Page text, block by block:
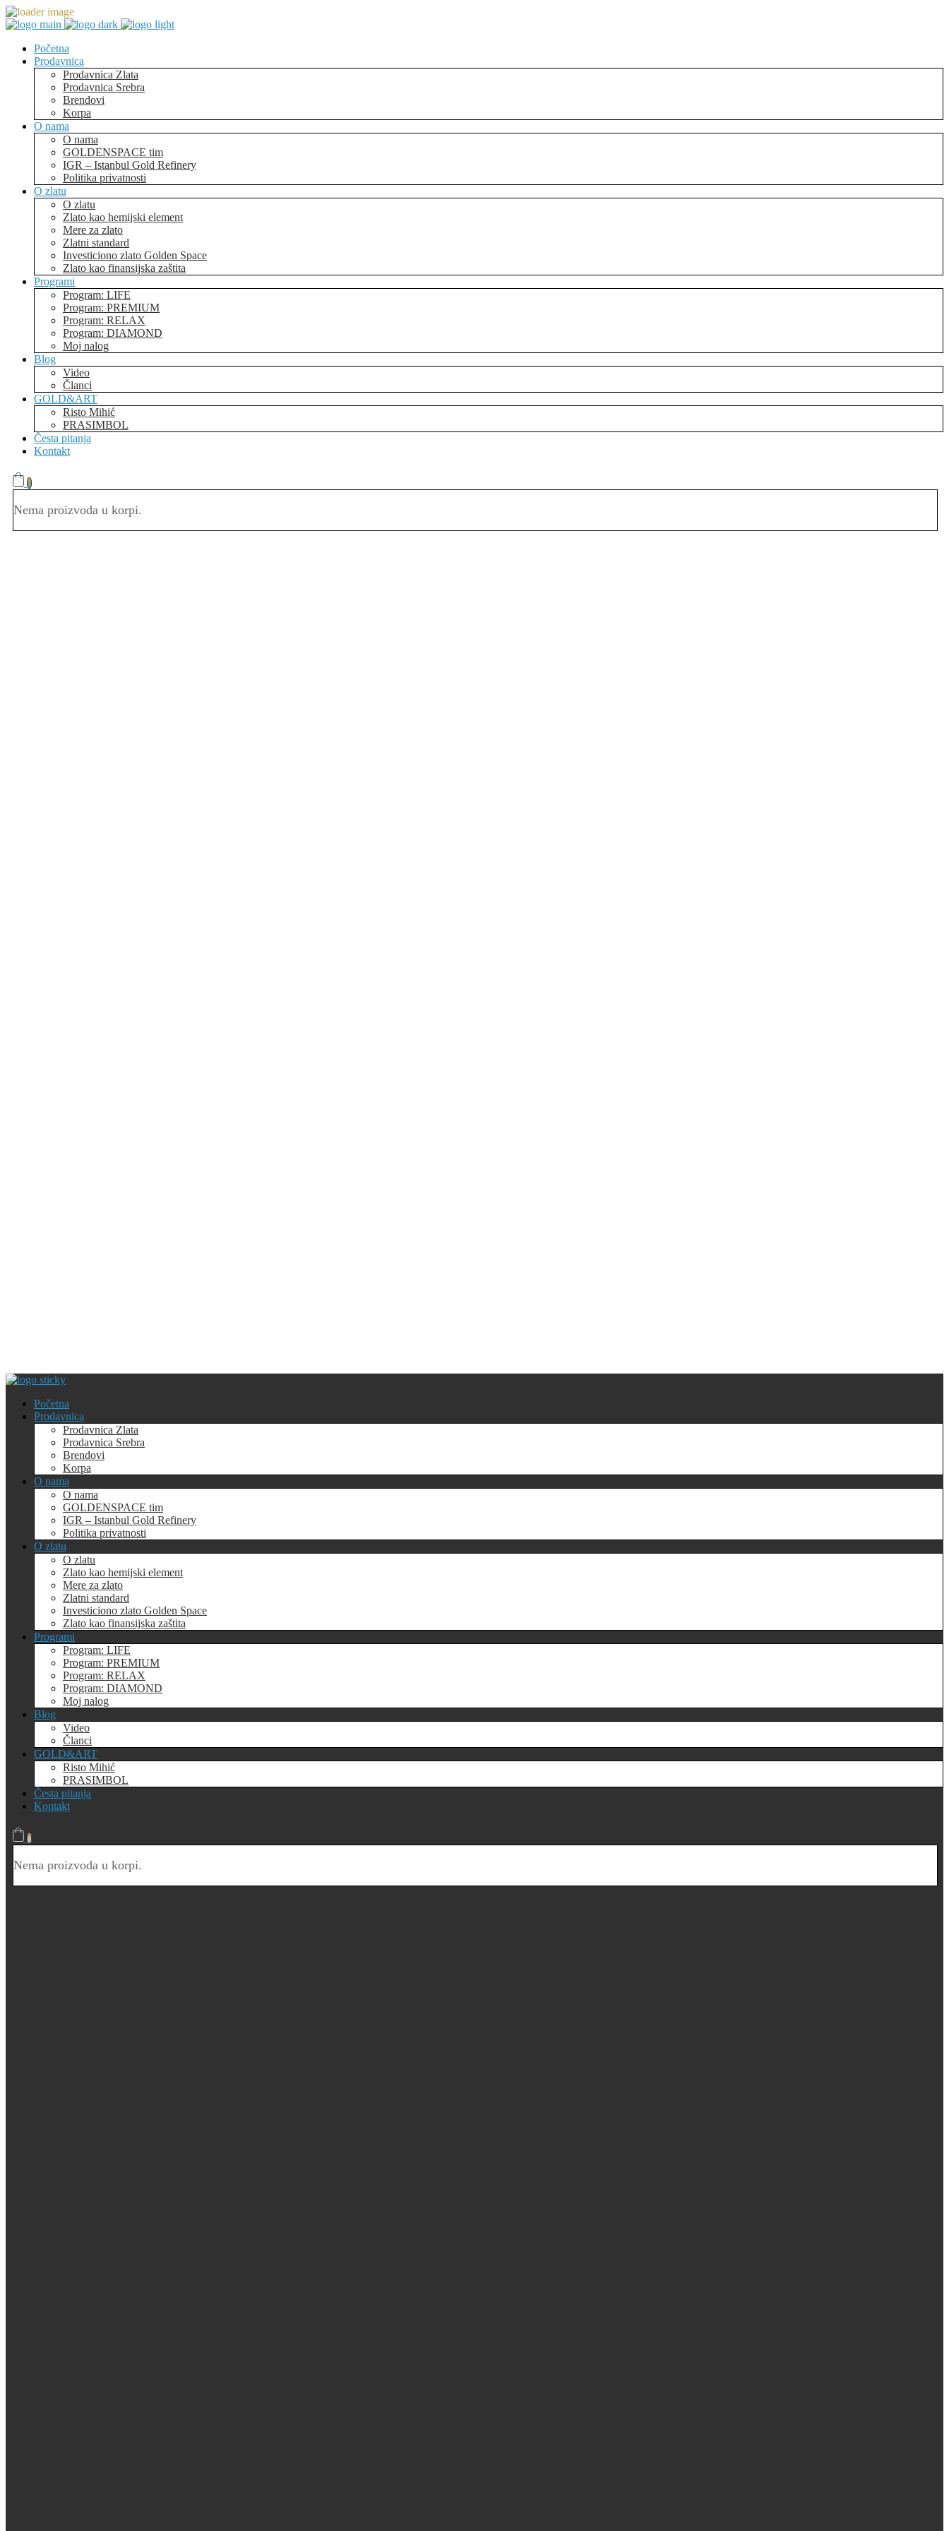
Početna
Prodavnica
Prodavnica Zlata
Prodavnica Srebra
Brendovi
Korpa
O nama
O nama
GOLDENSPACE tim
IGR – Istanbul Gold Refinery
Politika privatnosti
O zlatu
O zlatu
Zlato kao hemijski element
Mere za zlato
Zlatni standard
Investiciono zlato Golden Space
Zlato kao finansijska zaštita
Programi
Program: LIFE
Program: PREMIUM
Program: RELAX
Program: DIAMOND
Moj nalog
Blog
Video
Članci
GOLD&ART
Risto Mihić
PRASIMBOL
Česta pitanja
Kontakt
0
Nema proizvoda u korpi.
Početna
Prodavnica
Prodavnica Zlata
Prodavnica Srebra
Brendovi
Korpa
O nama
O nama
GOLDENSPACE tim
IGR – Istanbul Gold Refinery
Politika privatnosti
O zlatu
O zlatu
Zlato kao hemijski element
Mere za zlato
Zlatni standard
Investiciono zlato Golden Space
Zlato kao finansijska zaštita
Programi
Program: LIFE
Program: PREMIUM
Program: RELAX
Program: DIAMOND
Moj nalog
Blog
Video
Članci
GOLD&ART
Risto Mihić
PRASIMBOL
Česta pitanja
Kontakt
0
Nema proizvoda u korpi.